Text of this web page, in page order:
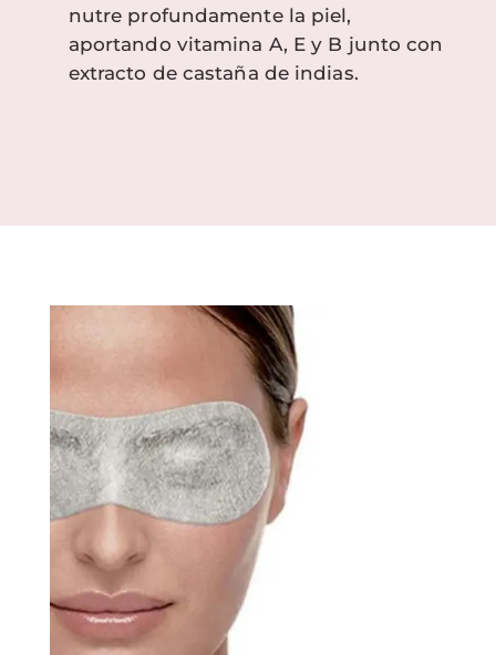
nutre profundamente la piel,
aportando vitamina A, E y B junto con
extracto de castaña de indias.